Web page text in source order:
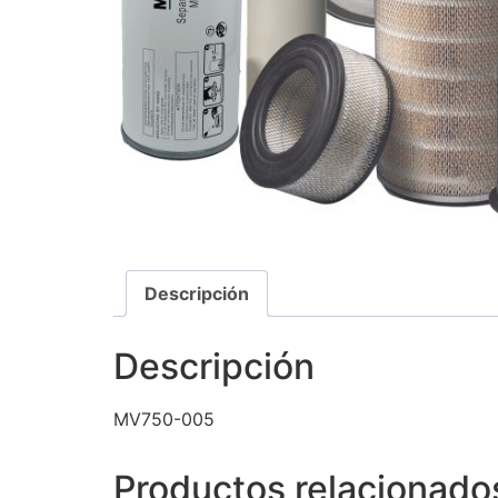
Descripción
Descripción
MV750-005
Productos